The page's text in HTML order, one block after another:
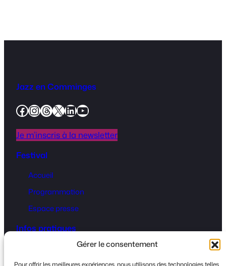
Gérer le consentement
Pour offrir les meilleures expériences, nous utilisons des technologies telles
Jazz en Comminges
Facebook InstagramThreads X LinkedIn YouTube
Je m’inscris à la newsletter
Festival
Accueil
Programmation
Espace presse
Infos pratiques